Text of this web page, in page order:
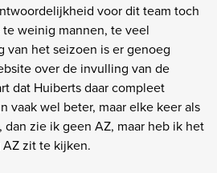
voor dit team toch
weinig mannen, te veel
van het seizoen is er genoeg
over de invulling van de
dat Huiberts daar compleet
vaak wel beter, maar elke keer als
zie ik geen AZ, maar heb ik het
zit te kijken.